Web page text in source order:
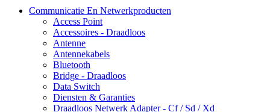
Communicatie En Netwerkproducten
Access Point
Accessoires - Draadloos
Antenne
Antennekabels
Bluetooth
Bridge - Draadloos
Data Switch
Diensten & Garanties
Draadloos Netwerk Adapter - Cf / Sd / Xd